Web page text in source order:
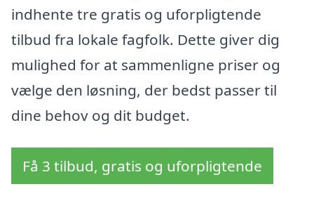
indhente tre gratis og uforpligtende
tilbud fra lokale fagfolk. Dette giver dig
mulighed for at sammenligne priser og
vælge den løsning, der bedst passer til
dine behov og dit budget.
Få 3 tilbud, gratis og uforpligtende